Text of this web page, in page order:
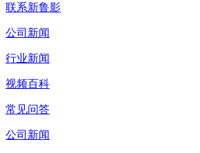
联系新鲁影
公司新闻
行业新闻
视频百科
常见问答
公司新闻